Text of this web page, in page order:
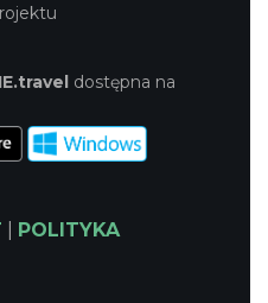
dostępna na
POLITYKA